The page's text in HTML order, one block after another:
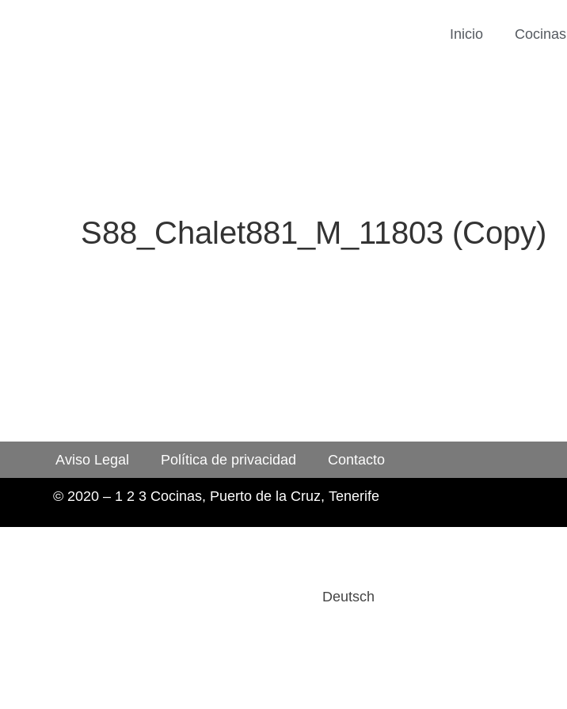
Inicio Cocinas
S88_Chalet881_M_11803 (Copy)
Aviso Legal Política de privacidad Contacto
© 2020 – 1 2 3 Cocinas, Puerto de la Cruz, Tenerife
Deutsch